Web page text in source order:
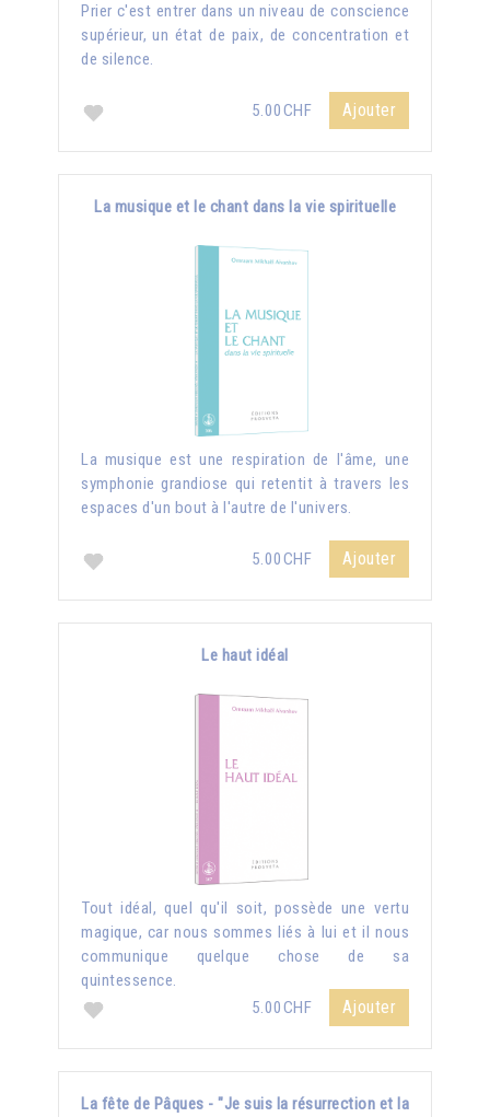
Prier c'est entrer dans un niveau de conscience
supérieur, un état de paix, de concentration et
de silence.
5.00CHF Ajouter
La musique et le chant dans la vie spirituelle
La musique est une respiration de l'âme, une
symphonie grandiose qui retentit à travers les
espaces d'un bout à l'autre de l'univers.
5.00CHF Ajouter
Le haut idéal
Tout idéal, quel qu'il soit, possède une vertu
magique, car nous sommes liés à lui et il nous
communique quelque chose de sa
quintessence.
5.00CHF
Ajouter
La fête de Pâques - "Je suis la résurrection et la